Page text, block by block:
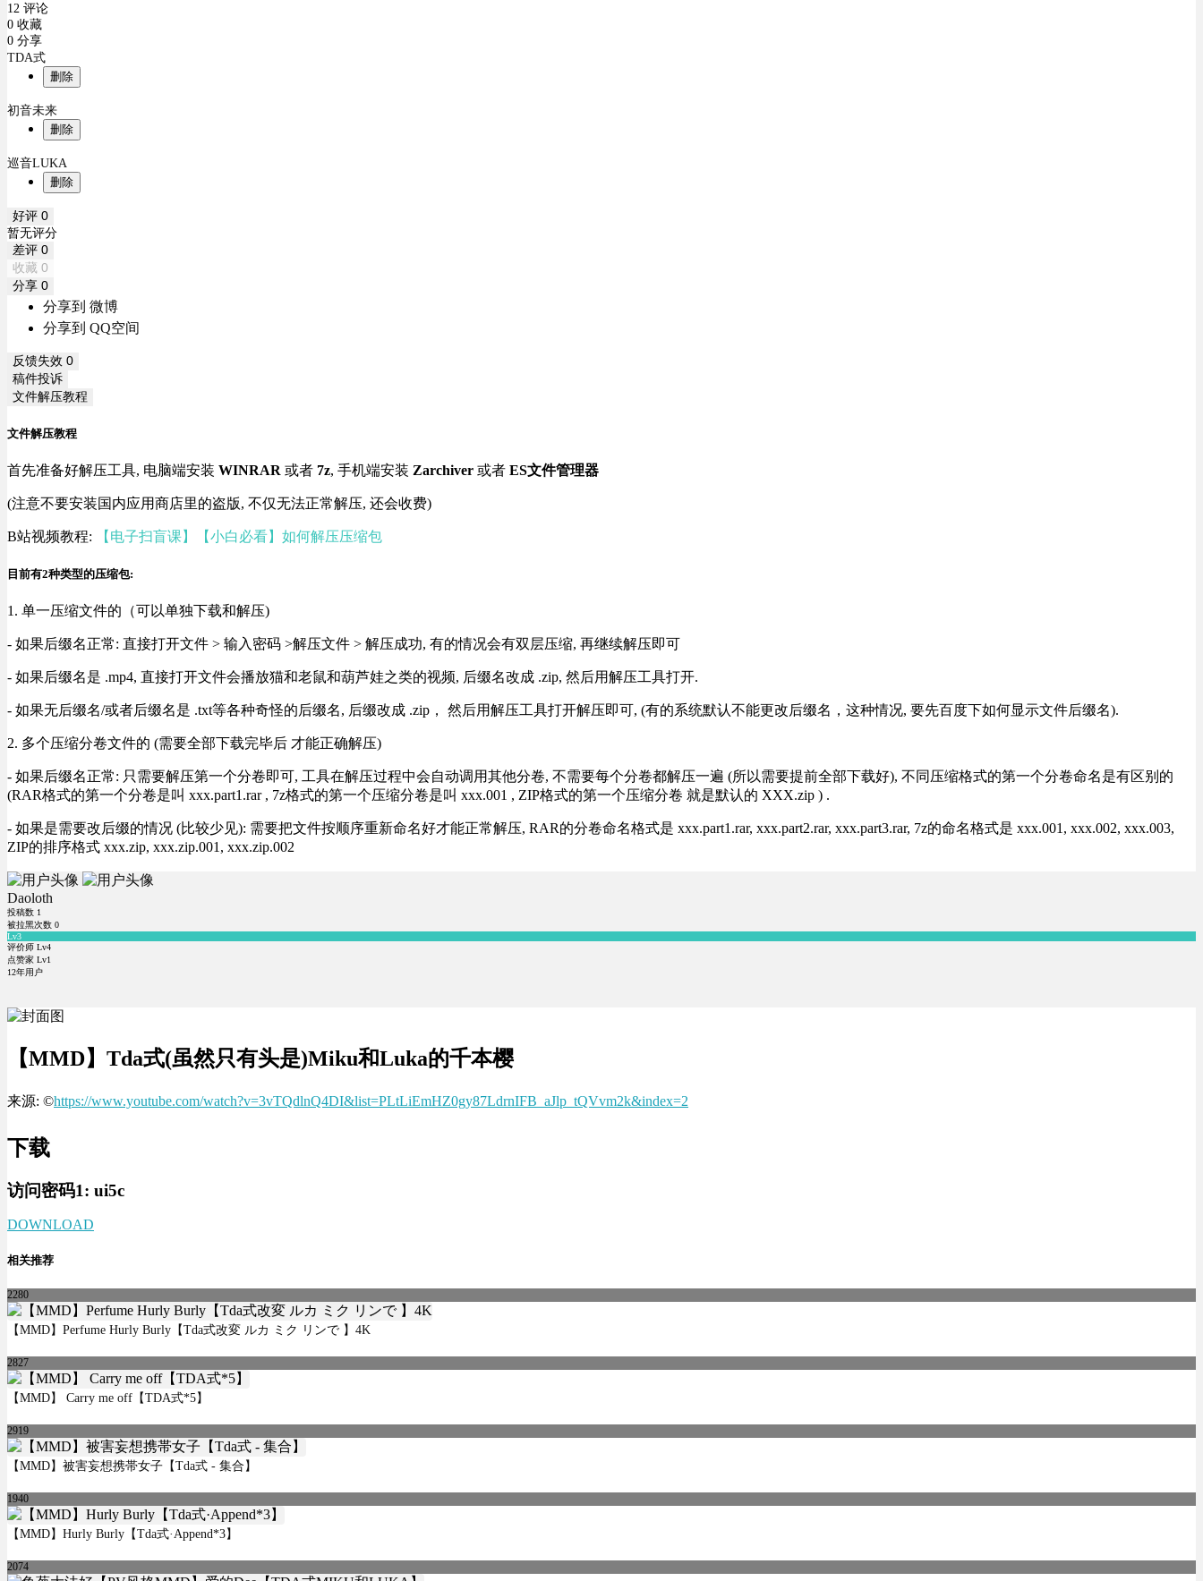
12 评论
0 收藏
0 分享
TDA式
删除
初音未来
删除
巡音LUKA
删除
好评 0
暂无评分
差评 0
收藏 0
分享 0
分享到 微博
分享到 QQ空间
反馈失效 0
稿件投诉
文件解压教程
文件解压教程
首先准备好解压工具, 电脑端安装 WINRAR 或者 7z, 手机端安装 Zarchiver 或者 ES文件管理器
(注意不要安装国内应用商店里的盗版, 不仅无法正常解压, 还会收费)
B站视频教程: 【电子扫盲课】【小白必看】如何解压压缩包
目前有2种类型的压缩包:
1. 单一压缩文件的（可以单独下载和解压)
- 如果后缀名正常: 直接打开文件 > 输入密码 >解压文件 > 解压成功, 有的情况会有双层压缩, 再继续解压即可
- 如果后缀名是 .mp4, 直接打开文件会播放猫和老鼠和葫芦娃之类的视频, 后缀名改成 .zip, 然后用解压工具打开.
- 如果无后缀名/或者后缀名是 .txt等各种奇怪的后缀名, 后缀改成 .zip， 然后用解压工具打开解压即可, (有的系统默认不能更改后缀名，这种情况, 要先百度下如何显示文件后缀名).
2. 多个压缩分卷文件的 (需要全部下载完毕后 才能正确解压)
- 如果后缀名正常: 只需要解压第一个分卷即可, 工具在解压过程中会自动调用其他分卷, 不需要每个分卷都解压一遍 (所以需要提前全部下载好), 不同压缩格式的第一个分卷命名是有区别的
(RAR格式的第一个分卷是叫 xxx.part1.rar , 7z格式的第一个压缩分卷是叫 xxx.001 , ZIP格式的第一个压缩分卷 就是默认的 XXX.zip ) .
- 如果是需要改后缀的情况 (比较少见): 需要把文件按顺序重新命名好才能正常解压, RAR的分卷命名格式是 xxx.part1.rar, xxx.part2.rar, xxx.part3.rar, 7z的命名格式是 xxx.001, xxx.002, xxx.003,
ZIP的排序格式 xxx.zip, xxx.zip.001, xxx.zip.002
Daoloth
投稿数 1
被拉黑次数 0
Lv3
评价师 Lv4
点赞家 Lv1
12年用户
【MMD】Tda式(虽然只有头是)Miku和Luka的千本樱
来源: ©https://www.youtube.com/watch?v=3vTQdlnQ4DI&list=PLtLiEmHZ0gy87LdrnIFB_aJlp_tQVvm2k&index=2
下载
访问密码1: ui5c
DOWNLOAD
相关推荐
2280
【MMD】Perfume Hurly Burly【Tda式改変 ルカ ミク リンで 】4K
2827
【MMD】 Carry me off【TDA式*5】
2919
【MMD】被害妄想携帯女子【Tda式 - 集合】
1940
【MMD】Hurly Burly【Tda式·Append*3】
2074